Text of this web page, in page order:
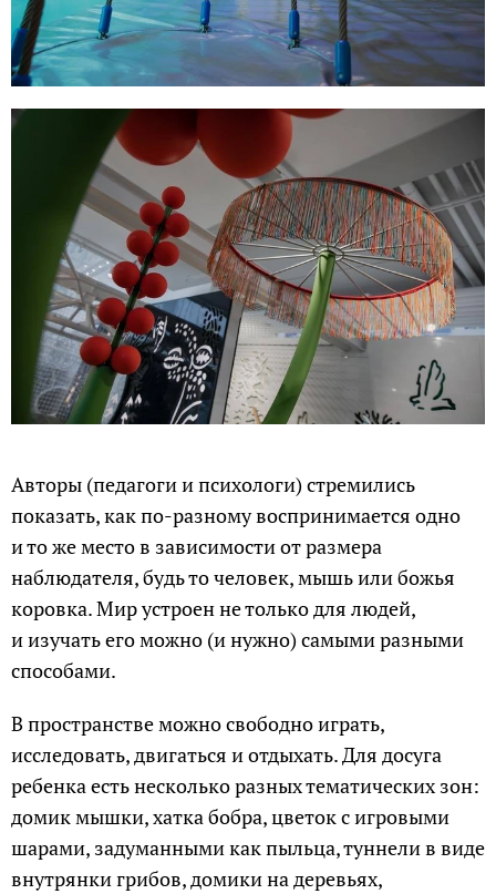
Авторы (педагоги и психологи) стремились
показать, как по-разному воспринимается одно
и то же место в зависимости от размера
наблюдателя, будь то человек, мышь или божья
коровка. Мир устроен не только для людей,
и изучать его можно (и нужно) самыми разными
способами.
В пространстве можно свободно играть,
исследовать, двигаться и отдыхать. Для досуга
ребенка есть несколько разных тематических зон:
домик мышки, хатка бобра, цветок с игровыми
шарами, задуманными как пыльца, туннели в виде
внутрянки грибов, домики на деревьях,